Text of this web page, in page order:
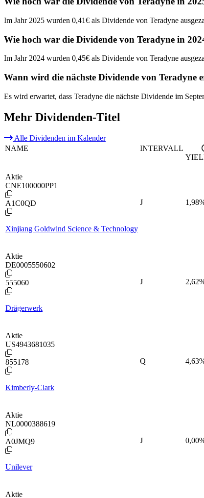
Im Jahr 2025 wurden 0,41€ als Dividende von Teradyne
Wie hoch war die Dividende von Teradyne in
Im Jahr 2024 wurden 0,45€ als Dividende von Teradyne
Wann wird die nächste Dividende von Teradyne
Es wird erwartet, dass Teradyne die nächste Dividende im
Mehr Dividenden-Titel
Alle Dividenden im Kalender
NAME
INTERVALL
Aktie
CNE100000PP1
A1C0QD
Xinjiang Goldwind Science & Technology
J 1,98
Aktie
DE0005550602
555060
Drägerwerk
J 2,62
Aktie
US4943681035
855178
Kimberly-Clark
Q 4,63
Aktie
NL0000388619
A0JMQ9
Unilever
J 0,00
Aktie